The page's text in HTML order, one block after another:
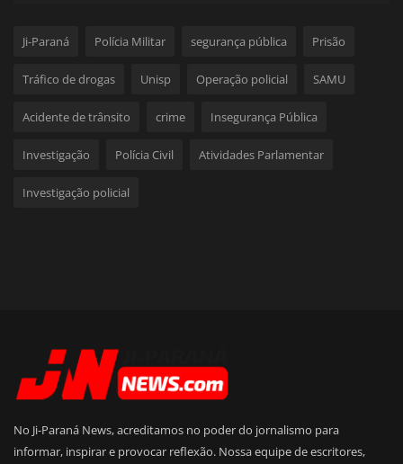
Ji-Paraná Polícia Militar segurança pública Prisão
Tráfico de drogas Unisp Operação policial SAMU
Acidente de trânsito crime Insegurança Pública
Investigação Polícia Civil Atividades Parlamentar
Investigação policial
No Ji-Paraná News, acreditamos no poder do jornalismo para
informar, inspirar e provocar reflexão. Nossa equipe de escritores,